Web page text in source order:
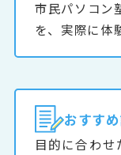
市民パソコン
を、実際に体
おすすめ
目的に合わ